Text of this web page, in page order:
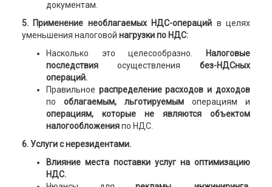
документам.
5. Применение необлагаемых НДС-операций в целях
уменьшения налоговой нагрузки по НДС:
Насколько это целесообразно.
Налоговые
последствияосуществлениябез-НДСных
операций.
Правильное распределение расходов и доходов
по облагаемым, льготируемымоперациям и
операциям, которые не являются объектом
налогообложенияпо НДС.
6. Услуги с нерезидентами.
Влияние места поставки услуг на оптимизацию
НДС.